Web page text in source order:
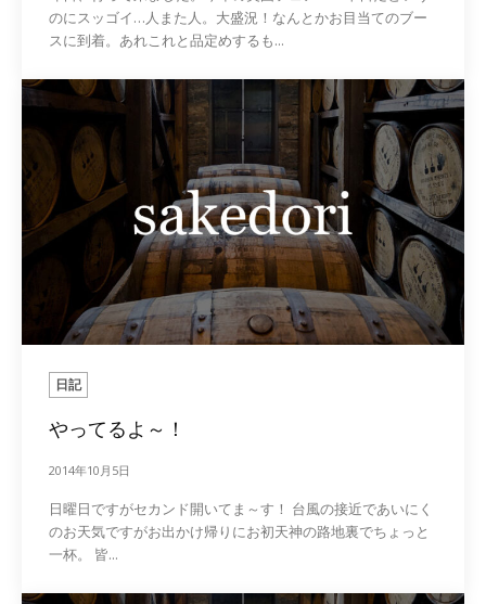
のにスッゴイ…人また人。大盛況！なんとかお目当てのブー
スに到着。あれこれと品定めするも...
日記
やってるよ～！
2014年10月5日
日曜日ですがセカンド開いてま～す！ 台風の接近であいにく
のお天気ですがお出かけ帰りにお初天神の路地裏でちょっと
一杯。 皆...